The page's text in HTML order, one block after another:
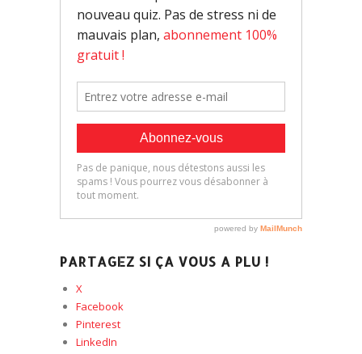
PARTAGEZ SI ÇA VOUS A PLU !
X
Facebook
Pinterest
LinkedIn